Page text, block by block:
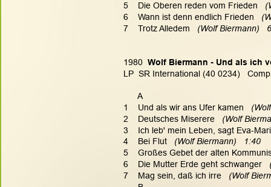
5    Die Oberen reden vom Frieden
6    Wann ist denn endlich Frieden
7    Trotz Alledem
(Wolf Biermann)
1980 Wolf Biermann - Und als ich
LP  SR International (40 0234)
      A
1    Und als wir ans Ufer kamen
2    Deutsches Miserere
(Wolf
3    Ich leb' mein Leben, sagt Eva-
4    Bei Flut
   (Wolf Biermann)   1:40
5    Großes Gebet der alten
6    Die Mutter Erde geht schwanger
7    Mag sein, daß ich irre
(Wolf